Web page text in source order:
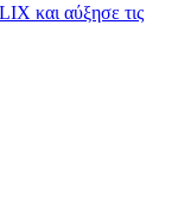
και αύξησε τις